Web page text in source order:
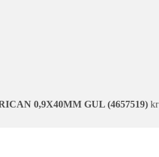
0,9X40MM GUL (4657519) kr